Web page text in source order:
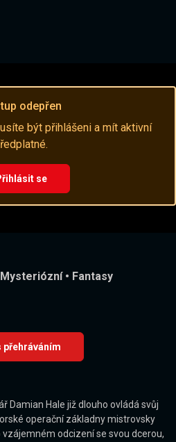
odepřen
být přihlášeni a mít aktivní
se
Mysteriózní • Fantasy
přehráváním
Damian Hale již dlouho ovládá svůj
operační základny mistrovsky
odcizení se svou dcerou,